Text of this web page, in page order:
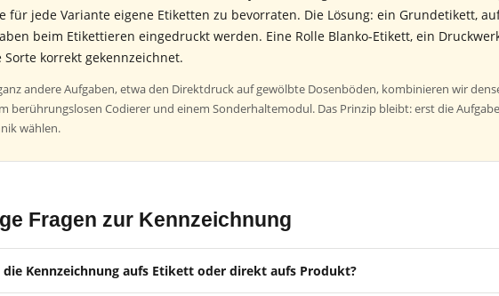
für jede Variante eigene Etiketten zu bevorraten. Die Lösung: ein Grundetikett,
beim Etikettieren eingedruckt werden. Eine Rolle Blanko-Etikett, ein
Sorte korrekt gekennzeichnet.
andere Aufgaben, etwa den Direktdruck auf gewölbte Dosenböden, kombinieren wir
berührungslosen Codierer und einem Sonderhaltemodul. Das Prinzip bleibt: erst die
wählen.
Fragen zur Kennzeichnung
die Kennzeichnung aufs Etikett oder direkt aufs Produkt?